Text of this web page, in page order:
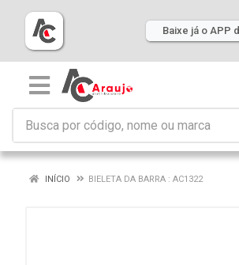
Baixe já o APP
INÍCIO BIELETA DA BARRA : AC1322